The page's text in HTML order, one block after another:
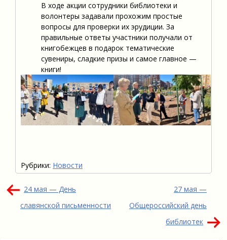
В ходе акции сотрудники библиотеки и
волонтеры задавали прохожим простые
вопросы для проверки их эрудиции. За
правильные ответы участники получали от
книгобежцев в подарок тематические
сувениры, сладкие призы и самое главное —
книги!
Рубрики: Новости
Навигация
по
24 мая — День
славянской письменности
27 мая —
Общероссийский день
библиотек